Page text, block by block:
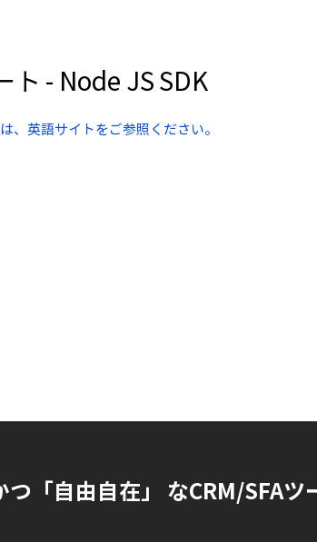
ト - Node JS SDK
、英語サイトをご参照ください。
つ「自由自在」 なCRM/SFAツ